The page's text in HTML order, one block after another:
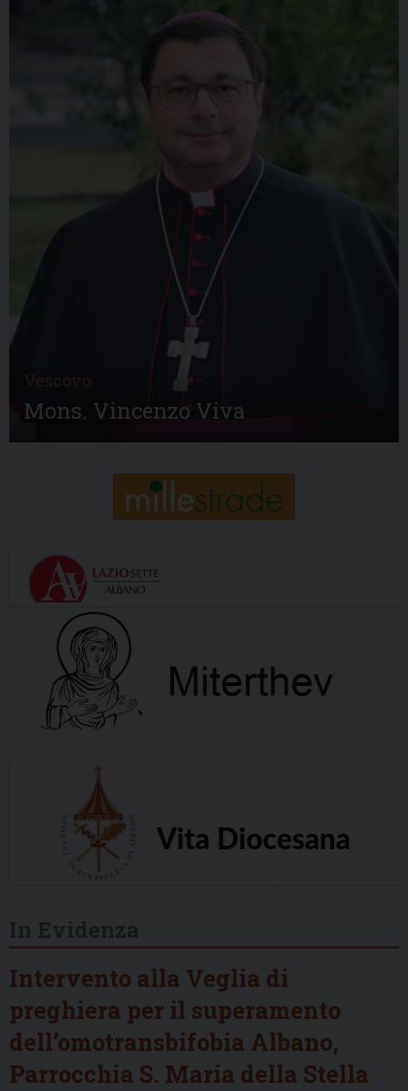
Vescovo
Mons. Vincenzo Viva
Intervento alla Veglia di
preghiera per il superamento
dell’omotransbifobia Albano,
Parrocchia S. Maria della Stella